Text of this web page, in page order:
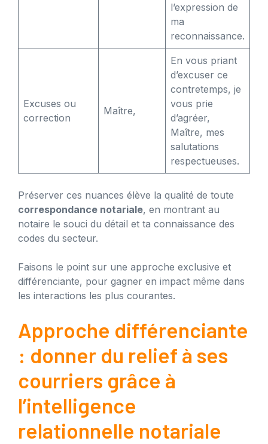
l’expression de
ma
reconnaissance.
Excuses ou
correction
Maître,
En vous priant
d’excuser ce
contretemps, je
vous prie
d’agréer,
Maître, mes
salutations
respectueuses.
Préserver ces nuances élève la qualité de toute
correspondance notariale, en montrant au
notaire le souci du détail et ta connaissance des
codes du secteur.
Faisons le point sur une approche exclusive et
différenciante, pour gagner en impact même dans
les interactions les plus courantes.
Approche différenciante
: donner du relief à ses
courriers grâce à
l’intelligence
relationnelle notariale